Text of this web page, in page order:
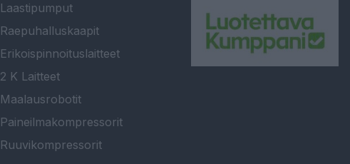
Laastipumput
Raepuhalluskaapit
Erikoispinnoituslaitteet
2 K Laitteet
Maalausrobotit
Paineilmakompressorit
Ruuvikompressorit